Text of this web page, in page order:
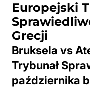
Europejski
Grecji
Bruksela vs
Trybunał
października